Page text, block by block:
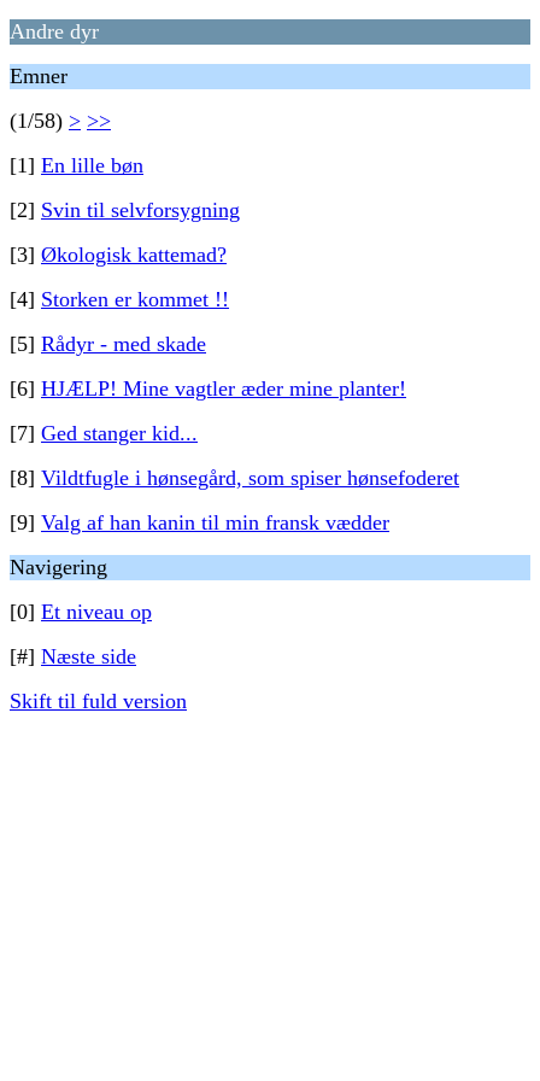
Andre dyr
Emner
(1/58) > >>
[1] En lille bøn
[2] Svin til selvforsygning
[3] Økologisk kattemad?
[4] Storken er kommet !!
[5] Rådyr - med skade
[6] HJÆLP! Mine vagtler æder mine planter!
[7] Ged stanger kid...
[8] Vildtfugle i hønsegård, som spiser hønsefoderet
[9] Valg af han kanin til min fransk vædder
Navigering
[0] Et niveau op
[#] Næste side
Skift til fuld version